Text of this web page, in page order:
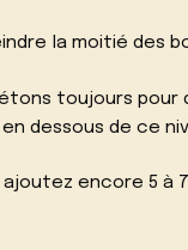
la moitié des
toujours pour
dessous de ce
ajoutez encore 5 à